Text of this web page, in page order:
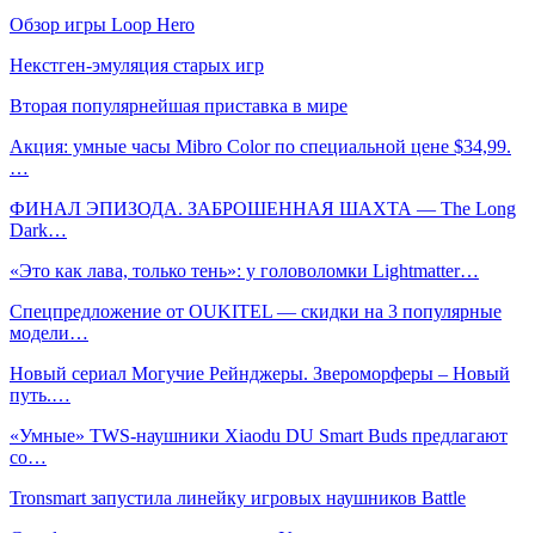
Обзор игры Loop Hero
Некстген-эмуляция старых игр
Вторая популярнейшая приставка в мире
Акция: умные часы Mibro Color по специальной цене $34,99.
…
ФИНАЛ ЭПИЗОДА. ЗАБРОШЕННАЯ ШАХТА — The Long
Dark…
«Это как лава, только тень»: у головоломки Lightmatter…
Спецпредложение от OUKITEL — скидки на 3 популярные
модели…
Новый сериал Могучие Рейнджеры. Звероморферы – Новый
путь.…
«Умные» TWS-наушники Xiaodu DU Smart Buds предлагают
со…
Tronsmart запустила линейку игровых наушников Battle